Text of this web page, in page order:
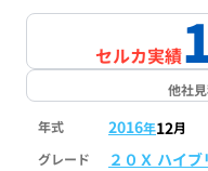
セルカ実績
他社
年式 2016年12月
グレード
２０Ｘ ハイ